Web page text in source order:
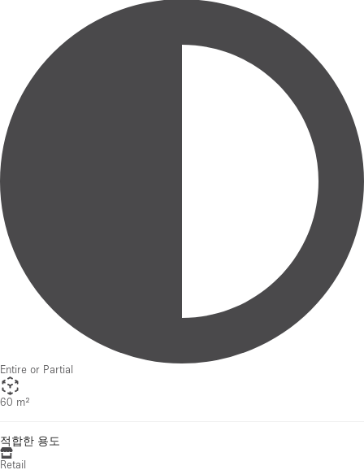
Entire or Partial
60 m²
적합한 용도
Retail